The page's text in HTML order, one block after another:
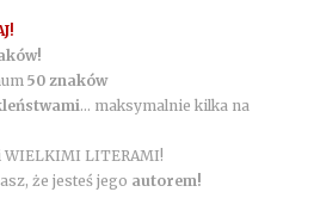
50 znaków
... maksymalnie kilka na
WIELKIMI LITERAMI!
że jesteś jego autorem!